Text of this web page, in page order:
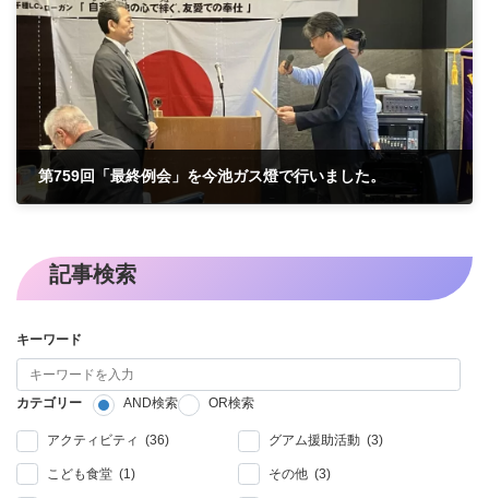
第759回「最終例会」を今池ガス燈で行いました。
記事検索
キーワード
カテゴリー AND検索 OR検索
アクティビティ (36) グアム援助活動 (3)
こども食堂 (1) その他 (3)